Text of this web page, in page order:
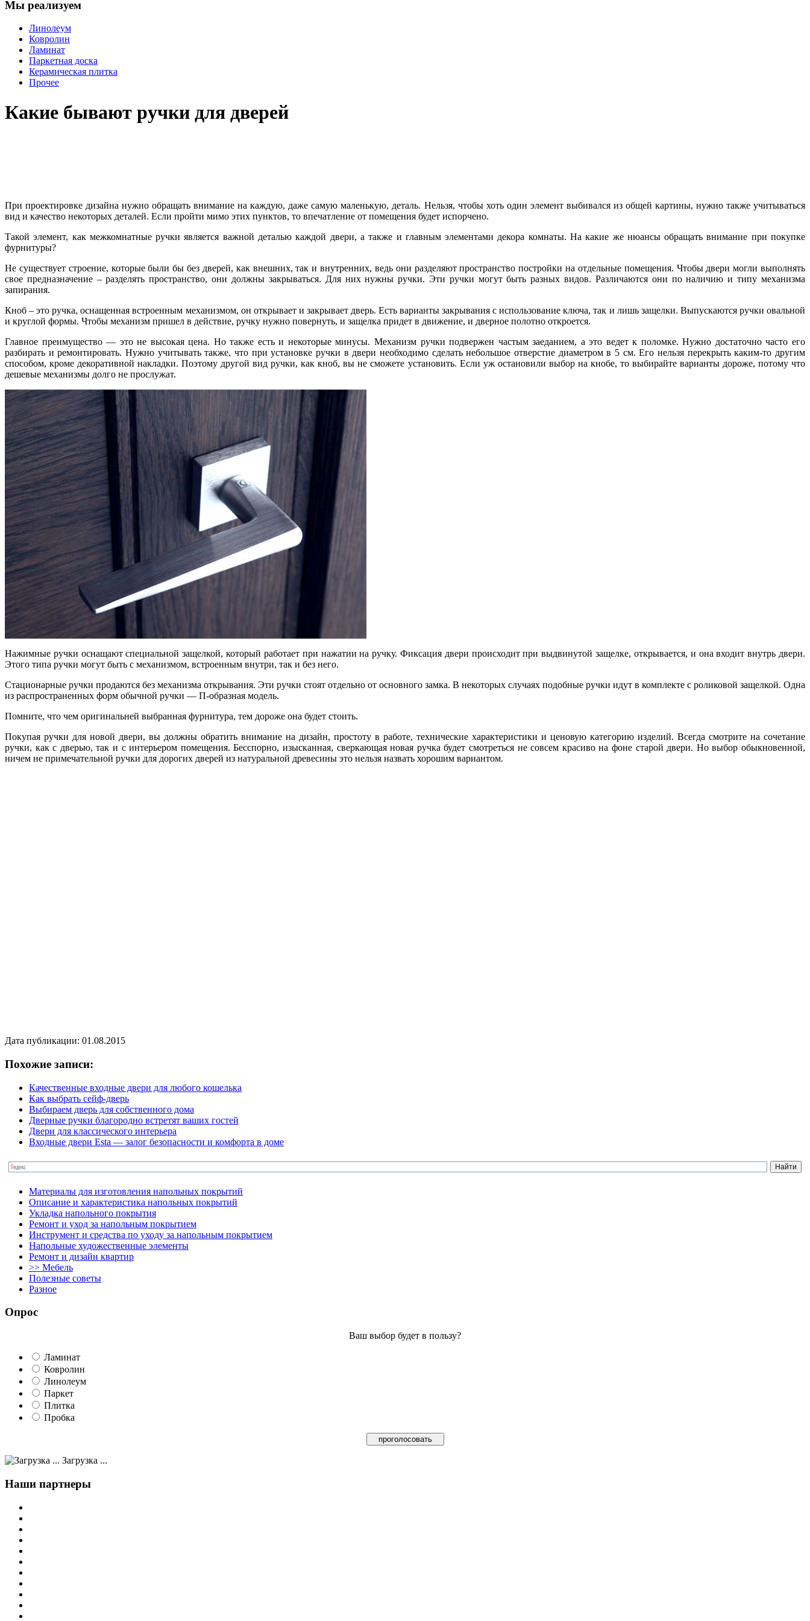
Мы реализуем
Линолеум
Ковролин
Ламинат
Паркетная доска
Керамическая плитка
Прочее
Какие бывают ручки для дверей
При проектировке дизайна нужно обращать внимание на каждую, даже самую маленькую, деталь. Нельзя, чтобы хоть один элемент выбивался из общей картины, нужно также учитываться
вид и качество некоторых деталей. Если пройти мимо этих пунктов, то впечатление от помещения будет испорчено.
Такой элемент, как межкомнатные ручки является важной деталью каждой двери, а также и главным элементами декора комнаты. На какие же нюансы обращать внимание при покупке
фурнитуры?
Не существует строение, которые были бы без дверей, как внешних, так и внутренних, ведь они разделяют пространство постройки на отдельные помещения. Чтобы двери могли выполнять
свое предназначение – разделять пространство, они должны закрываться. Для них нужны ручки. Эти ручки могут быть разных видов. Различаются они по наличию и типу механизма
запирания.
Кноб – это ручка, оснащенная встроенным механизмом, он открывает и закрывает дверь. Есть варианты закрывания с использование ключа, так и лишь защелки. Выпускаются ручки овальной
и круглой формы. Чтобы механизм пришел в действие, ручку нужно повернуть, и защелка придет в движение, и дверное полотно откроется.
Главное преимущество — это не высокая цена. Но также есть и некоторые минусы. Механизм ручки подвержен частым заеданием, а это ведет к поломке. Нужно достаточно часто его
разбирать и ремонтировать. Нужно учитывать также, что при установке ручки в двери необходимо сделать небольшое отверстие диаметром в 5 см. Его нельзя перекрыть каким-то другим
способом, кроме декоративной накладки. Поэтому другой вид ручки, как кноб, вы не сможете установить. Если уж остановили выбор на кнобе, то выбирайте варианты дороже, потому что
дешевые механизмы долго не прослужат.
Нажимные ручки оснащают специальной защелкой, который работает при нажатии на ручку. Фиксация двери происходит при выдвинутой защелке, открывается, и она входит внутрь двери.
Этого типа ручки могут быть с механизмом, встроенным внутри, так и без него.
Стационарные ручки продаются без механизма открывания. Эти ручки стоят отдельно от основного замка. В некоторых случаях подобные ручки идут в комплекте с роликовой защелкой. Одна
из распространенных форм обычной ручки — П-образная модель.
Помните, что чем оригинальней выбранная фурнитура, тем дороже она будет стоить.
Покупая ручки для новой двери, вы должны обратить внимание на дизайн, простоту в работе, технические характеристики и ценовую категорию изделий. Всегда смотрите на сочетание
ручки, как с дверью, так и с интерьером помещения. Бесспорно, изысканная, сверкающая новая ручка будет смотреться не совсем красиво на фоне старой двери. Но выбор обыкновенной,
ничем не примечательной ручки для дорогих дверей из натуральной древесины это нельзя назвать хорошим вариантом.
Дата публикации: 01.08.2015
Похожие записи:
Качественные входные двери для любого кошелька
Как выбрать сейф-дверь
Выбираем дверь для собственного дома
Дверные ручки благородно встретят ваших гостей
Двери для классического интерьера
Входные двери Esta — залог безопасности и комфорта в доме
Материалы для изготовления напольных покрытий
Описание и характеристика напольных покрытий
Укладка напольного покрытия
Ремонт и уход за напольным покрытием
Инструмент и средства по уходу за напольным покрытием
Напольные художественные элементы
Ремонт и дизайн квартир
>> Мебель
Полезные советы
Разное
Опрос
Ваш выбор будет в пользу?
Ламинат
Ковролин
Линолеум
Паркет
Плитка
Пробка
Загрузка ...
Наши партнеры